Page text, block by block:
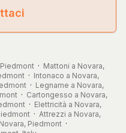
· Mattoni a Novara,
· Intonaco a Novara,
· Legname a Novara,
· Cartongesso a Novara,
· Elettricità a Novara,
· Attrezzi a Novara,
Piedmont·